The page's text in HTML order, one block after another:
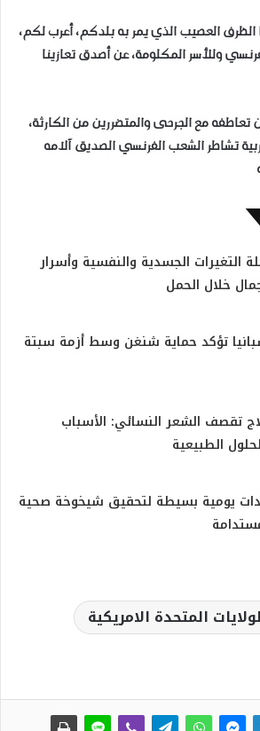
العصيب الذي يمر به بلدكم، أعرب لكم،
وللأسر المكلومة، عن أصدق تعازينا
تعاطفه مع الجرحى والمتضررين من الكارثة،
تشاطر الشعب الفرنسي الصديق آلامه
التغيرات الجسدية والنفسية وأسرار
خلال الحمل
تؤكد حماية شنغن وسط أزمة سبتة
تقصف الشعر النسائي: الأسباب
الطبيعية
يومية بسيطة لتحقيق شيخوخة صحية
المتحدة الامريكية